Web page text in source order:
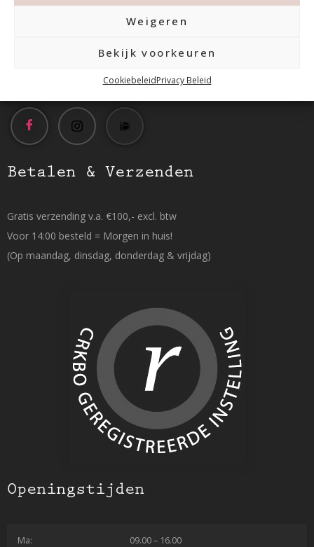
Weigeren
Bekijk voorkeuren
CookiebeleidPrivacy Beleid
Betalen & Verzenden
Gratis verzending v.a. €100,- excl. btw
Voor 14:00 besteld = Morgen in huis!
(Op maandag, dinsdag, donderdag & vrijdag)
Openingstijden
Ma: 09.00 – 16.00